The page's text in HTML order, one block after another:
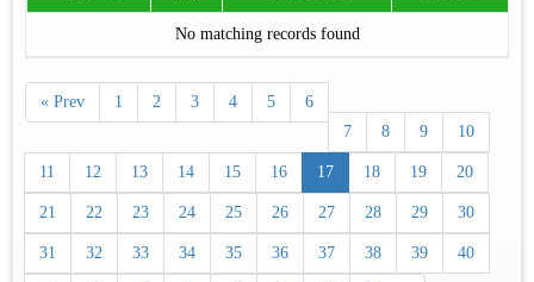
No matching records found
« Prev 1 2 3 4 5
6
7
8 9 10
11 12 13 14 15 16 17 18 19 20
21 22 23 24 25 26 27 28 29 30
31 32 33 34 35 36 37 38 39 40